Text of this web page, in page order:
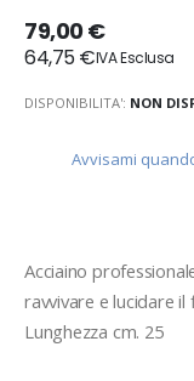
79,00 €
64,75 €
DISPONIBILITA': NON
Avvisami
Acciaino
ravvivare e lucidare
Lunghezza cm. 25